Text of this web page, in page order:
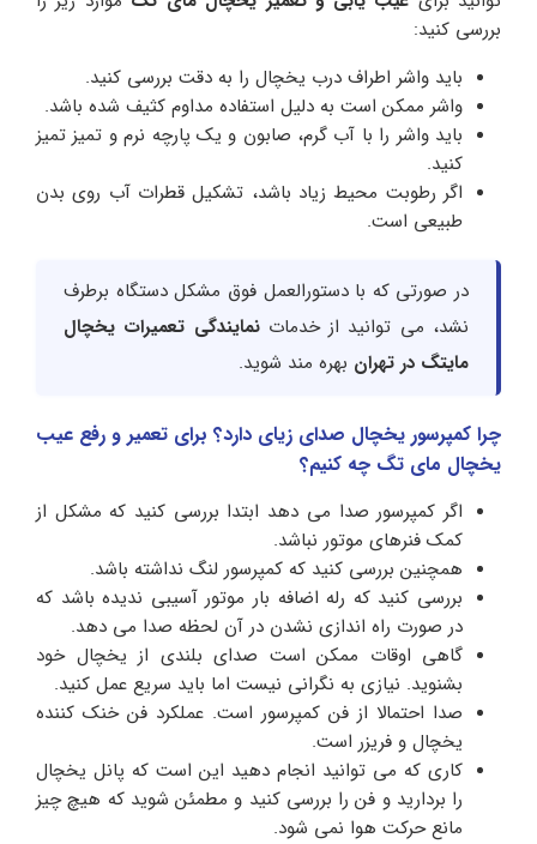
بررسی کنید:
باید واشر اطراف درب یخچال را به دقت بررسی کنید.
واشر ممکن است به دلیل استفاده مداوم کثیف شده باشد.
باید واشر را با آب گرم، صابون و یک پارچه نرم و تمیز تمیز
کنید.
اگر رطوبت محیط زیاد باشد، تشکیل قطرات آب روی بدن
طبیعی است.
در صورتی که با دستورالعمل فوق مشکل دستگاه برطرف
نشد، می توانید از خدماتنمایندگی تعمیرات یخچال
مایتگ در تهران بهره مند شوید.
چرا کمپرسور یخچال صدای زیای دارد؟ برای تعمیر و رفع عیب
یخچال مای تگ چه کنیم؟
اگر کمپرسور صدا می دهد ابتدا بررسی کنید که مشکل از
کمک فنرهای موتور نباشد.
همچنین بررسی کنید که کمپرسور لنگ نداشته باشد.
بررسی کنید که رله اضافه بار موتور آسیبی ندیده باشد که
در صورت راه اندازی نشدن در آن لحظه صدا می دهد.
گاهی اوقات ممکن است صدای بلندی از یخچال خود
بشنوید. نیازی به نگرانی نیست اما باید سریع عمل کنید.
صدا احتمالا از فن کمپرسور است. عملکرد فن خنک کننده
یخچال و فریزر است.
کاری که می توانید انجام دهید این است که پانل یخچال
را بردارید و فن را بررسی کنید و مطمئن شوید که هیچ چیز
مانع حرکت هوا نمی شود.